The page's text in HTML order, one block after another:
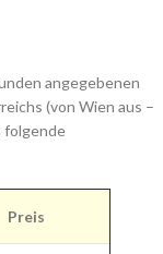
angegebenen
(von Wien aus –
folgende
Preis